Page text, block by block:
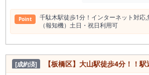
Point
千駄木駅徒歩1分！インターネット対応
（報知機）⼟⽇・祝⽇利⽤可
[成約済] 【板橋区】大山駅徒歩4分！！駅近で気軽